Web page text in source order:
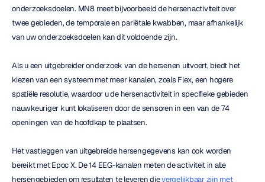
onderzoeksdoelen. MN8 meet bijvoorbeeld de hersenactiviteit over
twee gebieden, de temporale en pariëtale kwabben, maar afhankelijk
van uw onderzoeksdoelen kan dit voldoende zijn.
Als u een uitgebreider onderzoek van de hersenen uitvoert, biedt het
kiezen van een systeem met meer kanalen, zoals Flex, een hogere
spatiële resolutie, waardoor u de hersenactiviteit in specifieke gebieden
nauwkeuriger kunt lokaliseren door de sensoren in een van de 74
openingen van de hoofdkap te plaatsen.
Het vastleggen van uitgebreide hersengegevens kan ook worden
bereikt met Epoc X. De 14 EEG-kanalen meten de activiteit in alle
hersengebieden om resultaten te leveren die vergelijkbaar zijn met